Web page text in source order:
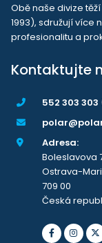
Obě naše divize
1993), sdružují více
profesionalitu a
Kontaktujte
552 303 303
Adresa:
Boleslavova
Ostrava-
709 00
Česká